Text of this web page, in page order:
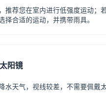
推荐您在室内进行低强度运动；
择合适的运动，并携带雨具。
太阳镜
水天气，视线较差，不需要佩戴